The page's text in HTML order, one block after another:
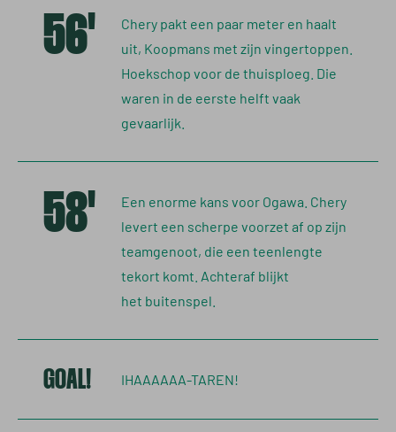
56'
Chery pakt een paar meter en haalt
uit, Koopmans met zijn vingertoppen.
Hoekschop voor de thuisploeg. Die
waren in de eerste helft vaak
gevaarlijk.
58'
Een enorme kans voor Ogawa. Chery
levert een scherpe voorzet af op zijn
teamgenoot, die een teenlengte
tekort komt. Achteraf blijkt
het buitenspel.
GOAL! IHAAAAAA-TAREN!